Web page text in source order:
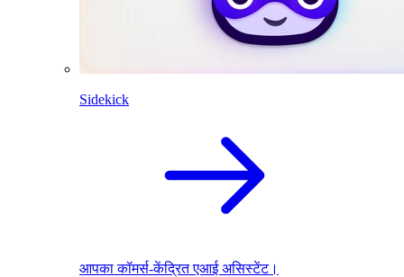
Sidekick
आपका कॉमर्स-केंद्रित एआई असिस्टेंट।